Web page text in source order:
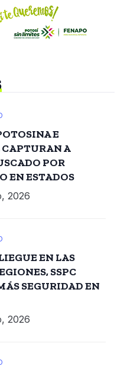
E
A
POR
EN ESTADOS
2026
EN LAS
SSPC
SEGURIDAD EN
2026